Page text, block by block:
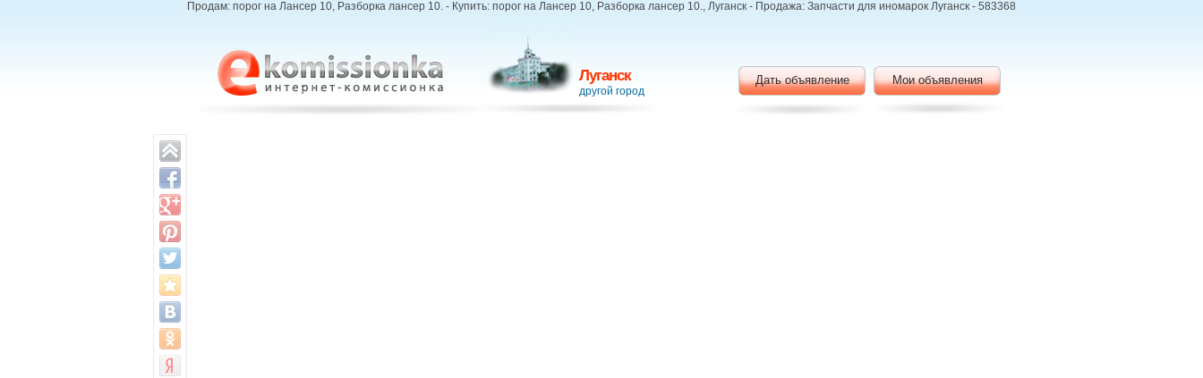
Продам: порог на Лансер 10, Разборка лансер 10. - Купить: порог на Лансер 10, Разборка лансер 10., Луганск - Продажа: Запчасти для иномарок Луганск - 583368
Луганск
другой город
Дать объявление Мои объявления